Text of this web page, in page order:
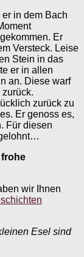
in dem Bach
Er
Versteck. Leise
Stein in das
er in allen
an. Diese warf
zurück zu
Er genoss es,
Für diesen
wir Ihnen
Esel sind